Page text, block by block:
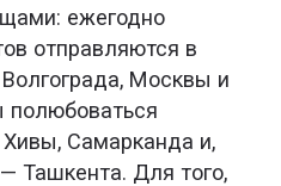
ежегодно
отправляются в
Москвы и
полюбоваться
Хивы, Самарканда и,
Ташкента. Для того,